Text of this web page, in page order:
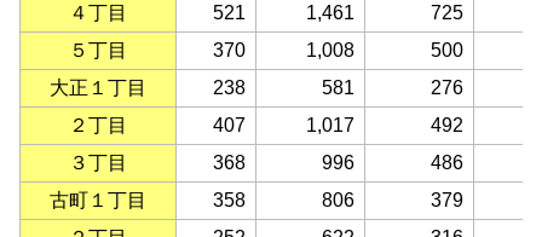
４丁目
521 1,461 725
５丁目
370 1,008 500
大正１丁目
238 581 276
２丁目
407 1,017 492
３丁目
368 996 486
古町１丁目
358 806 379